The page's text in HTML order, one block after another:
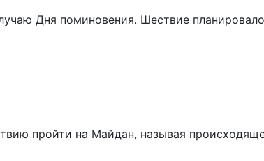
Дня поминовения. Шествие
пройти на Майдан, называя